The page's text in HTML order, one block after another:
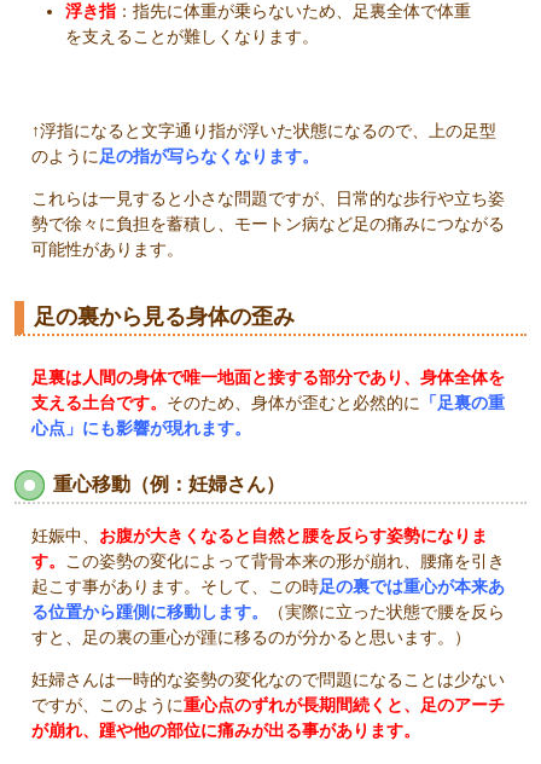
浮き指 ：指先に体重が乗らないため、足裏全体で体重
を支えることが難しくなります。
↑浮指になると文字通り指が浮いた状態になるので、上の足型
のように 足の指が写らなくなります。
これらは一見すると小さな問題ですが、日常的な歩行や立ち姿
勢で徐々に負担を蓄積し、モートン病など足の痛みにつながる
可能性があります。
足の裏から見る身体の歪み
足裏は人間の身体で唯一地面と接する部分であり、身体全体を
支える土台です。 そのため、身体が歪むと必然的に
「足裏の重
心点」にも影響が現れます。
重心移動（例：妊婦さん）
妊娠中、 お腹が大きくなると自然と腰を反らす姿勢になりま
す。
この姿勢の変化によって背骨本来の形が崩れ、腰痛を引き
起こす事があります。そして、この時足の裏では重心が本来あ
る位置から踵側に移動します。
（実際に立った状態で腰を反ら
すと、足の裏の重心が踵に移るのが分かると思います。）
妊婦さんは一時的な姿勢の変化なので問題になることは少ない
ですが、このように重心点のずれが長期間続くと、足のアーチ
が崩れ、踵や他の部位に痛みが出る事があります。